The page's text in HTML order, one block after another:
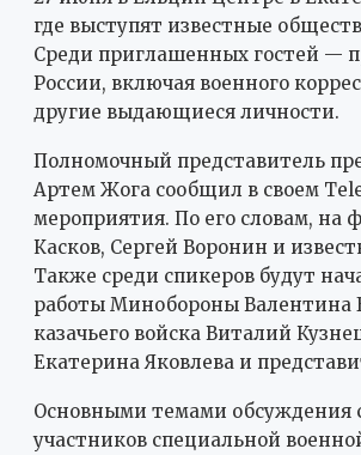
где выступят известные
Среди приглашенных гостей —
России, включая военного
другие выдающиеся личности.
Полномочный представитель
Артем Жога сообщил в своем
мероприятия. По его словам, на
Касков, Сергей Воронин и
Также среди спикеров будут
работы Минобороны Валентина
казачьего войска Виталий
Екатерина Яковлева и
Основными темами обсуждения
участников специальной